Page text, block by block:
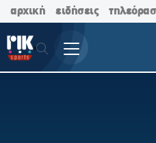
αρχική ειδήσεις